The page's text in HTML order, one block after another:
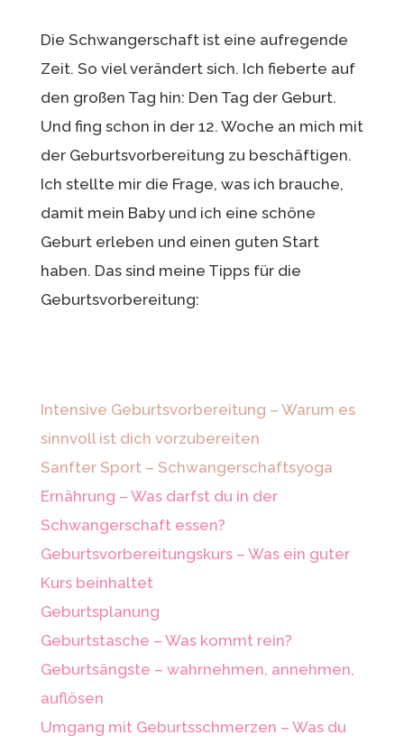
Die Schwangerschaft ist eine aufregende
Zeit. So viel verändert sich. Ich fieberte auf
den großen Tag hin: Den Tag der Geburt.
Und fing schon in der 12. Woche an mich mit
der Geburtsvorbereitung zu beschäftigen.
Ich stellte mir die Frage, was ich brauche,
damit mein Baby und ich eine schöne
Geburt erleben und einen guten Start
haben. Das sind meine Tipps für die
Geburtsvorbereitung:
Intensive Geburtsvorbereitung – Warum es
sinnvoll ist dich vorzubereiten
Sanfter Sport – Schwangerschaftsyoga
Ernährung – Was darfst du in der
Schwangerschaft essen?
Geburtsvorbereitungskurs – Was ein guter
Kurs beinhaltet
Geburtsplanung
Geburtstasche – Was kommt rein?
Geburtsängste – wahrnehmen, annehmen,
auflösen
Umgang mit Geburtsschmerzen – Was du